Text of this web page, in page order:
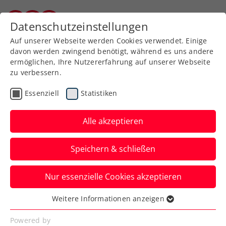
Gebühren-Verordnung des
Kärntner Tennisverbandes
Anbei die Gebühren-Verordnung
des Kärntner Tennisverbandes.
Datenschutzeinstellungen
Auf unserer Webseite werden Cookies verwendet. Einige
davon werden zwingend benötigt, während es uns andere
ermöglichen, Ihre Nutzererfahrung auf unserer Webseite
zu verbessern.
Essenziell Statistiken
Alle akzeptieren
Speichern & schließen
Nur essenzielle Cookies akzeptieren
Essenziell
Essenzielle Cookies werden für grundlegende
Weitere Informationen anzeigen
Powered by